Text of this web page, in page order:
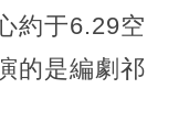
約于6.29空
的是編劇祁